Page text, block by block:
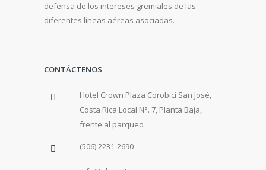
defensa de los intereses gremiales de las
diferentes líneas aéreas asociadas.
CONTÁCTENOS
Hotel Crown Plaza Corobicí San José,
Costa Rica Local N°. 7, Planta Baja,
frente al parqueo
(506) 2231-2690